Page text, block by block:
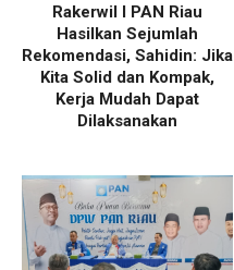
Rakerwil I PAN Riau
Hasilkan Sejumlah
Rekomendasi, Sahidin: Jika
Kita Solid dan Kompak,
Kerja Mudah Dapat
Dilaksanakan